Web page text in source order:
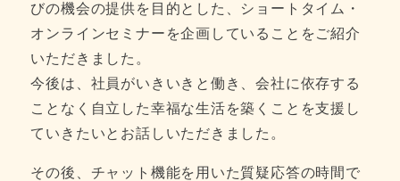
びの機会の提供を目的とした、ショートタイム・
オンラインセミナーを企画していることをご紹介
いただきました。
今後は、社員がいきいきと働き、会社に依存する
ことなく自立した幸福な生活を築くことを支援し
ていきたいとお話しいただきました。
その後、チャット機能を用いた質疑応答の時間で